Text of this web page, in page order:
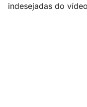
indesejadas do